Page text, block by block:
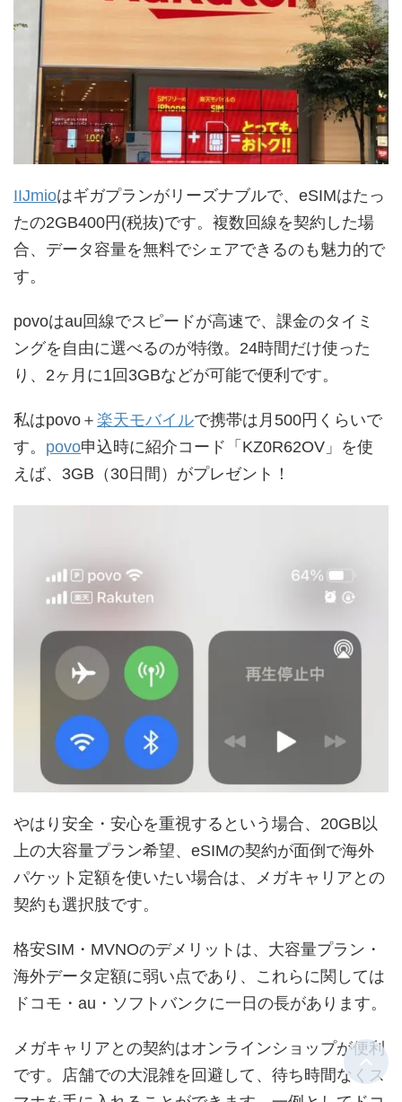
IIJmioはギガプランがリーズナブルで、eSIMはたっ
たの2GB400円(税抜)です。複数回線を契約した場
合、データ容量を無料でシェアできるのも魅力的で
す。
povoはau回線でスピードが高速で、課金のタイミ
ングを自由に選べるのが特徴。24時間だけ使った
り、2ヶ月に1回3GBなどが可能で便利です。
私はpovo＋ 楽天モバイルで携帯は月500円くらいで
す。 povo申込時に紹介コード「KZ0R62OV」を使
えば、3GB（30日間）がプレゼント！
やはり安全・安心を重視するという場合、20GB以
上の大容量プラン希望、eSIMの契約が面倒で海外
パケット定額を使いたい場合は、メガキャリアとの
契約も選択肢です。
格安SIM・MVNOのデメリットは、大容量プラン・
海外データ定額に弱い点であり、これらに関しては
ドコモ・au・ソフトバンクに一日の長があります。
メガキャリアとの契約はオンラインショップが便利
です。店舗での大混雑を回避して、待ち時間なくス